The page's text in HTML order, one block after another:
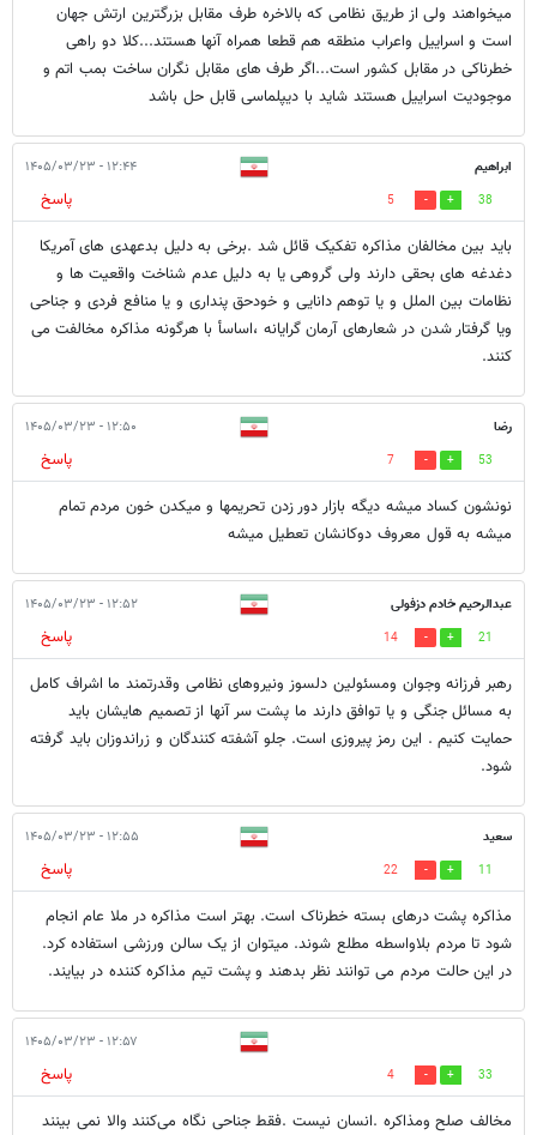
میخواهند ولی از طریق نظامی که بالاخره طرف مقابل بزرگترین ارتش جهان
است و اسراییل واعراب منطقه هم قطعا همراه آنها هستند...کلا دو راهی
خطرناکی در مقابل کشور است...اگر طرف های مقابل نگران ساخت بمب اتم و
موجودیت اسراییل هستند شاید با دیپلماسی قابل حل باشد
ابراهیم ۱۲:۴۴ - ۱۴۰۵/۰۳/۲۳
38
5
پاسخ
باید بین مخالفان مذاکره تفکیک قائل شد .برخی به دلیل بدعهدی های آمریکا
دغدغه های بحقی دارند ولی گروهی یا به دلیل عدم شناخت واقعیت ها و
نظامات بین الملل و یا توهم دانایی و خودحق پنداری و یا منافع فردی و جناحی
ویا گرفتار شدن در شعارهای آرمان گرایانه ،اساسأ با هرگونه مذاکره مخالفت می
کنند.
رضا ۱۲:۵۰ - ۱۴۰۵/۰۳/۲۳
53
7
پاسخ
نونشون کساد میشه دیگه بازار دور زدن تحریمها و میکدن خون مردم تمام
میشه به قول معروف دوکانشان تعطیل میشه
عبدالرحیم خادم دزفولی ۱۲:۵۲ - ۱۴۰۵/۰۳/۲۳
21
14
پاسخ
رهبر فرزانه وجوان ومسئولین دلسوز ونیروهای نظامی وقدرتمند ما اشراف کامل
به مسائل جنگی و یا توافق دارند ما پشت سر آنها از تصمیم هایشان باید
حمایت کنیم . این رمز پیروزی است. جلو آشفته کنندگان و زراندوزان باید گرفته
شود.
سعید ۱۲:۵۵ - ۱۴۰۵/۰۳/۲۳
11
22
پاسخ
مذاکره پشت درهای بسته خطرناک است. بهتر است مذاکره در ملا عام انجام
شود تا مردم بلاواسطه مطلع شوند. میتوان از یک سالن ورزشی استفاده کرد.
در این حالت مردم می توانند نظر بدهند و پشت تیم مذاکره کننده در بیایند.
۱۲:۵۷ - ۱۴۰۵/۰۳/۲۳
33
4
پاسخ
مخالف صلح ومذاکره .انسان نیست .فقط جناحی نگاه می‌کنند والا نمی بینند